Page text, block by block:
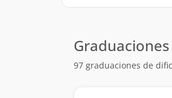
97 graduaciones de